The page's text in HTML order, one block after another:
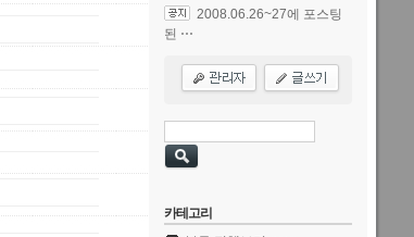
2008.06.26~27에 포스팅
된 ⋯
카테고리